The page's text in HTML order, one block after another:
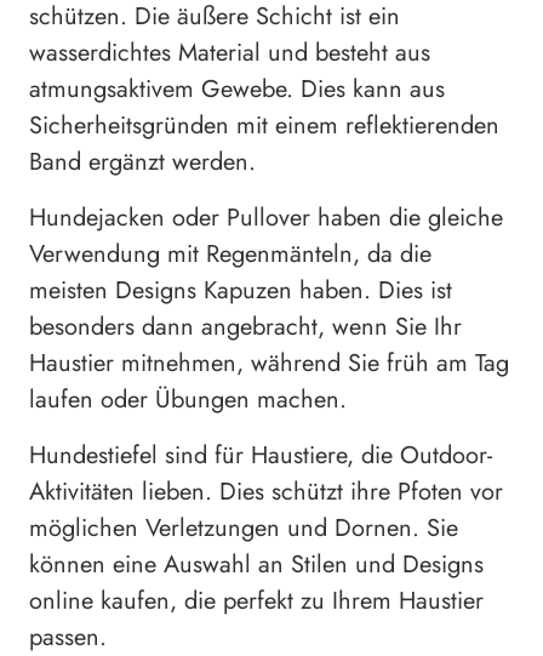
schützen. Die äußere Schicht ist ein
wasserdichtes Material und besteht aus
atmungsaktivem Gewebe. Dies kann aus
Sicherheitsgründen mit einem reflektierenden
Band ergänzt werden.
Hundejacken oder Pullover haben die gleiche
Verwendung mit Regenmänteln, da die
meisten Designs Kapuzen haben. Dies ist
besonders dann angebracht, wenn Sie Ihr
Haustier mitnehmen, während Sie früh am Tag
laufen oder Übungen machen.
Hundestiefel sind für Haustiere, die Outdoor-
Aktivitäten lieben. Dies schützt ihre Pfoten vor
möglichen Verletzungen und Dornen. Sie
können eine Auswahl an Stilen und Designs
online kaufen, die perfekt zu Ihrem Haustier
passen.